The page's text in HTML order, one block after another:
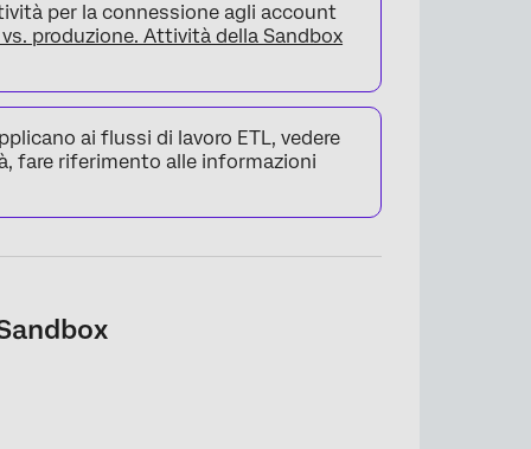
per la connessione agli account
produzione. Attività della Sandbox
ai flussi di lavoro ETL, vedere
fare riferimento alle informazioni